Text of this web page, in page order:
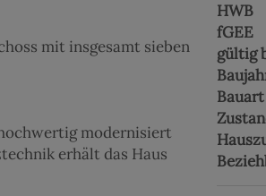
mit insgesamt sieben
modernisiert
erhält das Haus
HWB
fGEE
gültig
Bauart